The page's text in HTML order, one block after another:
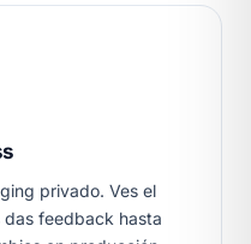
privado. Ves el
feedback hasta